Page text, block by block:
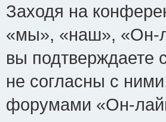
Заходя на
«мы», «наш», «Он-
вы подтверждаете
не согласны с
форумами «Он-